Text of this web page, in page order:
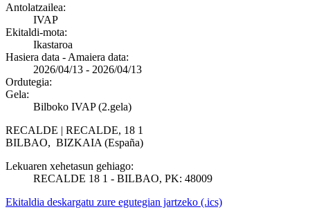
Antolatzailea:
IVAP
Ekitaldi-mota:
Ikastaroa
Hasiera data - Amaiera data:
2026/04/13 - 2026/04/13
Ordutegia:
Gela:
Bilboko IVAP (2.gela)
RECALDE | RECALDE, 18 1
BILBAO, BIZKAIA (España)
Lekuaren xehetasun gehiago:
RECALDE 18 1 - BILBAO, PK: 48009
Ekitaldia deskargatu zure egutegian jartzeko (.ics)